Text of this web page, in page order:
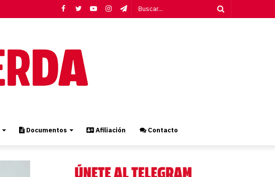
Telegram
Instagram
YouTube
Twitter
Facebook
Documentos Afiliación Contacto